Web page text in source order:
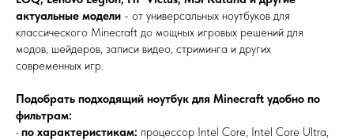
актуальные модели - от универсальных ноутбуков для
классического Minecraft до мощных игровых решений для
модов, шейдеров, записи видео, стриминга и других
современных игр.
Подобрать подходящий ноутбук для Minecraft удобно по
фильтрам:
• по характеристикам: процессор Intel Core, Intel Core Ultra,